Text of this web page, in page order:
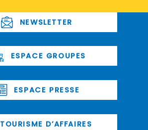
NEWSLETTER
ESPACE GROUPES
ESPACE PRESSE
TOURISME D’AFFAIRES